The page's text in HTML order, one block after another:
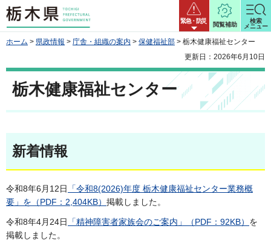
栃木県 緊急・防災
閲覧補助
検索
メニュー
ホーム > 県政情報 > 庁舎・組織の案内 > 保健福祉部 > 栃木健康福祉センター
更新日：2026年6月10日
栃木健康福祉センター
新着情報
令和8年6月12日
「令和8(2026)年度 栃木健康福祉センター業務概
要」を（PDF：2,404KB） 掲載しました。
令和8年4月24日 「精神障害者家族会のご案内」（PDF：92KB） を
掲載しました。